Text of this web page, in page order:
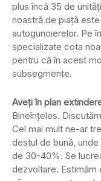
plus încă 35 de
noastră de piață
autogunoierelor. Pe
specializate cota
pentru că în acest
subsegmente.
Aveți în plan
Bineînțeles.
Cel mai mult ne-ar
destul de bună,
de 30-40%. Se
dezvoltare. Estimăm